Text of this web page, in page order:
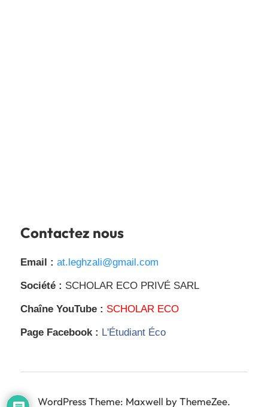
Contactez nous
Email : at.leghzali@gmail.com
Société : SCHOLAR ECO PRIVÉ SARL
Chaîne YouTube : SCHOLAR ECO
Page Facebook : L'Étudiant Éco
WordPress Theme: Maxwell by ThemeZee.